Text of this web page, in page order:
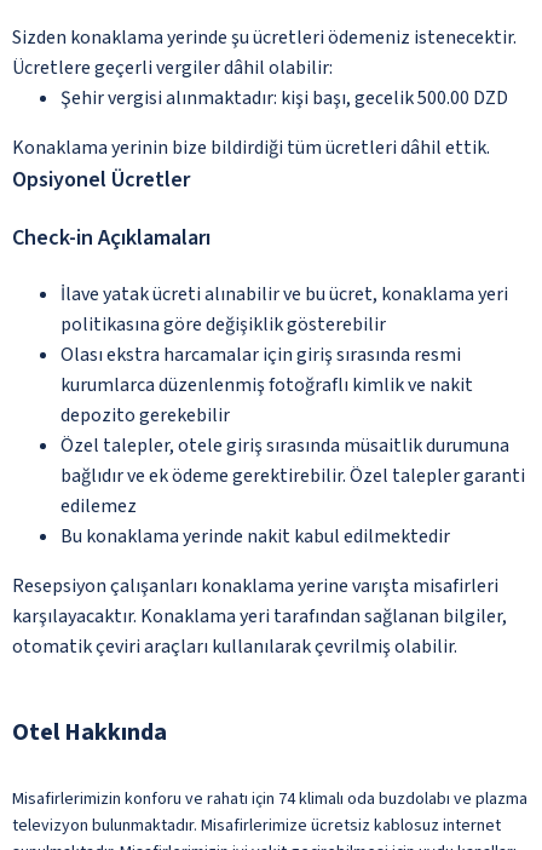
Sizden konaklama yerinde şu ücretleri ödemeniz istenecektir.
Ücretlere geçerli vergiler dâhil olabilir:
Şehir vergisi alınmaktadır: kişi başı, gecelik 500.00 DZD
Konaklama yerinin bize bildirdiği tüm ücretleri dâhil ettik.
Opsiyonel Ücretler
Check-in Açıklamaları
İlave yatak ücreti alınabilir ve bu ücret, konaklama yeri
politikasına göre değişiklik gösterebilir
Olası ekstra harcamalar için giriş sırasında resmi
kurumlarca düzenlenmiş fotoğraflı kimlik ve nakit
depozito gerekebilir
Özel talepler, otele giriş sırasında müsaitlik durumuna
bağlıdır ve ek ödeme gerektirebilir. Özel talepler garanti
edilemez
Bu konaklama yerinde nakit kabul edilmektedir
Resepsiyon çalışanları konaklama yerine varışta misafirleri
karşılayacaktır. Konaklama yeri tarafından sağlanan bilgiler,
otomatik çeviri araçları kullanılarak çevrilmiş olabilir.
Otel Hakkında
Misafirlerimizin konforu ve rahatı için 74 klimalı oda buzdolabı ve plazma
televizyon bulunmaktadır. Misafirlerimize ücretsiz kablosuz internet